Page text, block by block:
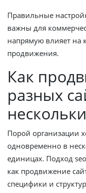
Правильные
важны для
напрямую влияет на
продвижения.
Как
разных
Порой организации
одновременно в
единицах. Подход
как продвижение
специфики и